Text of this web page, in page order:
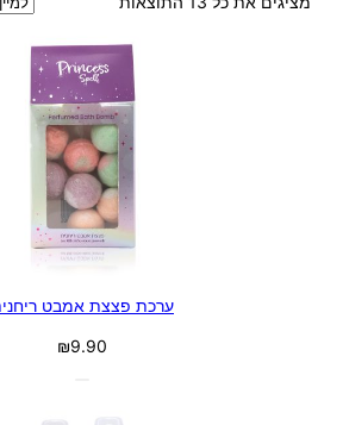
הפריט
העדכני
ביותר
ערכת פצצת אמבט
₪9.90